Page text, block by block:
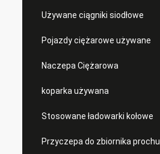
Używane ciągniki siodłowe
Pojazdy ciężarowe używane
Naczepa Ciężarowa
koparka używana
Stosowane ładowarki kołowe
Przyczepa do zbiornika prochu